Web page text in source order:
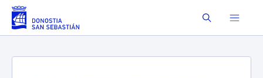
Eduki nagusira joan Buscar